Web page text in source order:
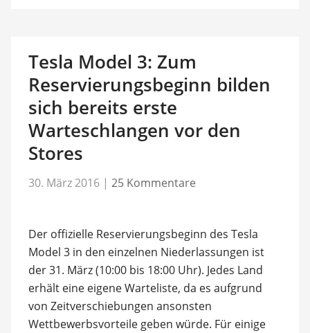
Tesla Model 3: Zum
Reservierungsbeginn bilden
sich bereits erste
Warteschlangen vor den
Stores
30. März 2016 | 25 Kommentare
Der offizielle Reservierungsbeginn des Tesla
Model 3 in den einzelnen Niederlassungen ist
der 31. März (10:00 bis 18:00 Uhr). Jedes Land
erhält eine eigene Warteliste, da es aufgrund
von Zeitverschiebungen ansonsten
Wettbewerbsvorteile geben würde. Für einige